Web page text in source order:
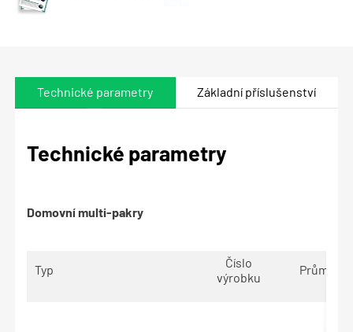
Technické parametry Základní příslušenství
Technické parametry
Domovní multi-pakry
Typ
Číslo
výrobku
Průměr